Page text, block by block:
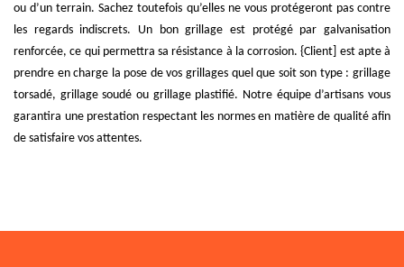
ou d’un terrain. Sachez toutefois qu’elles ne vous protégeront pas contre
les regards indiscrets. Un bon grillage est protégé par galvanisation
renforcée, ce qui permettra sa résistance à la corrosion. {Client] est apte à
prendre en charge la pose de vos grillages quel que soit son type : grillage
torsadé, grillage soudé ou grillage plastifié. Notre équipe d’artisans vous
garantira une prestation respectant les normes en matière de qualité afin
de satisfaire vos attentes.